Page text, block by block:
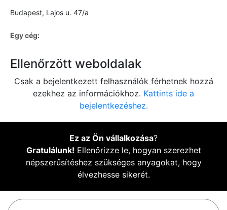
Budapest, Lajos u. 47/a
Egy cég:
Ellenőrzött weboldalak
Csak a bejelentkezett felhasználók férhetnek hozzá
ezekhez az információkhoz. Kattints ide a
bejelentkezéshez.
Ez az Ön vállalkozása?
Gratulálunk! Ellenőrizze le, hogyan szerezhet
népszerűsítéshez szükséges anyagokat, hogy
élvezhesse sikerét.